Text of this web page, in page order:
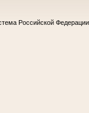
Российской